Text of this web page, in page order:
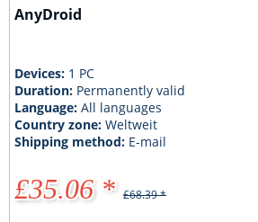
AnyDroid
Devices: 1 PC
Duration: Permanently valid
Language:All languages
Country zone:Weltweit
Shipping method: E-mail
£35.06 * £68.39 *